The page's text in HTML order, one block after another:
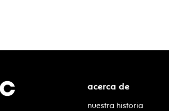
acerca de
nuestra historia